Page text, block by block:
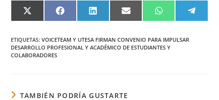
COMPARTIR
EN
COMPARTIR
EN
COMPARTIR
EN
COMPARTIR
EN
COMPARTIR
EN EN
ETIQUETAS:VOICETEAM Y UTESA FIRMAN CONVENIO PARA IMPULSAR
DESARROLLO PROFESIONAL Y ACADÉMICO DE ESTUDIANTES Y
COLABORADORES
TAMBIÉN PODRÍA GUSTARTE